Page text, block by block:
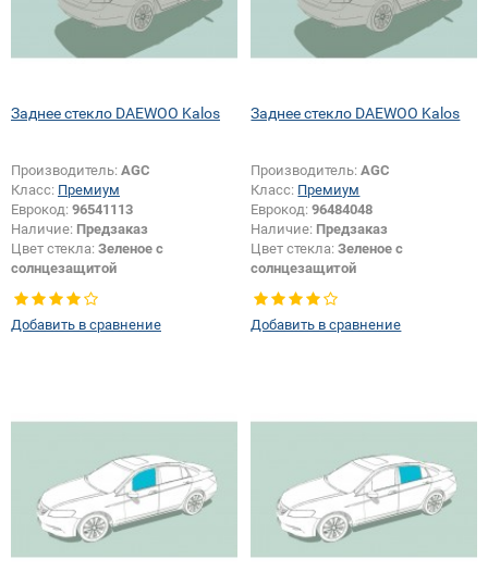
Заднее стекло DAEWOO Kalos
Производитель: AGC
Класс: Премиум
Еврокод: 96541113
Наличие: Предзаказ
Цвет стекла: Зеленое с
солнцезащитой
Тип стекла: Заднее стекло
Добавить в сравнение
Заднее стекло DAEWOO Kalos
Производитель:AGC
Класс: Премиум
Еврокод:96484048
Наличие: Предзаказ
Цвет стекла:Зеленое с
солнцезащитой
Тип стекла:Заднее стекло
Добавить в сравнение